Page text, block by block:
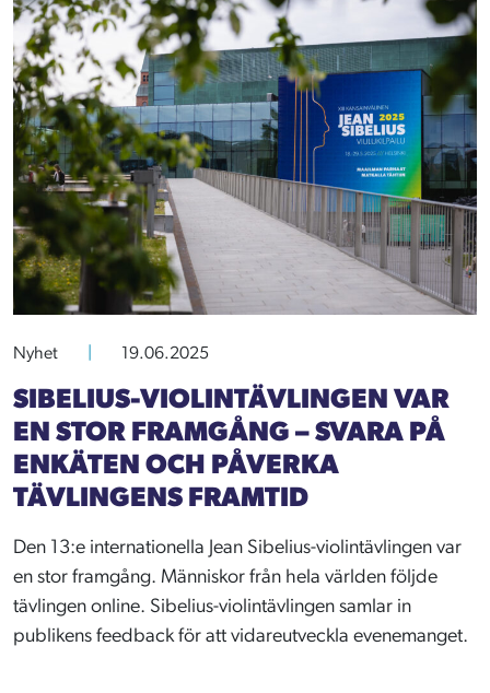
Nyhet 19.06.2025
SIBELIUS-VIOLINTÄVLINGEN VAR
EN STOR FRAMGÅNG – SVARA PÅ
ENKÄTEN OCH PÅVERKA
TÄVLINGENS FRAMTID
Den 13:e internationella Jean Sibelius-violintävlingen var
en stor framgång. Människor från hela världen följde
tävlingen online. Sibelius-violintävlingen samlar in
publikens feedback för att vidareutveckla evenemanget.